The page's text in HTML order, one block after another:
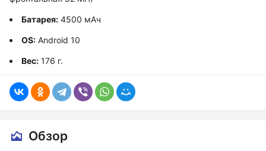
Батарея: 4500 мАч
OS: Android 10
Вес: 176 г.
Обзор